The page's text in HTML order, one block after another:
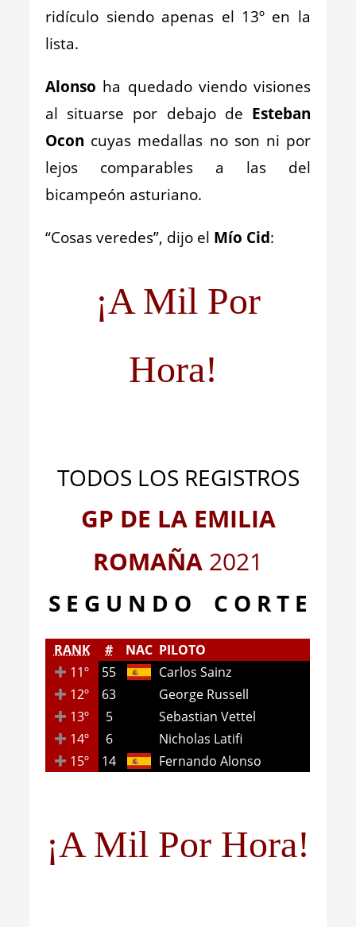
ridículo siendo apenas el 13º en la
lista.
Alonso ha quedado viendo visiones
al situarse por debajo de Esteban
Ocon cuyas medallas no son ni por
lejos comparables a las del
bicampeón asturiano.
“Cosas veredes”, dijo el Mío Cid:
¡A Mil Por
Hora!
TODOS LOS REGISTROS
GP DE LA EMILIA
ROMAÑA 2021
S E G U N D O C O R T E
RANK # NAC PILOTO
11º
55
Carlos Sainz
12º
63
George Russell
13º
5
Sebastian Vettel
14º
6
Nicholas Latifi
15º
14 Fernando Alonso
¡A Mil Por Hora!